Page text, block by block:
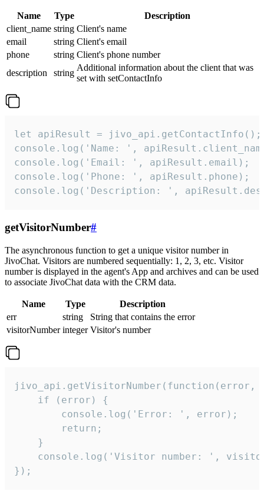
Name Type
Description
client_name string Client's name
email
string Client's email
phone
string Client's phone number
description
string
Additional information about the client that was
set with setContactInfo
let apiResult = jivo_api.getContactInfo();
console.log('Name: ',
console.log('Email: ', apiResult.email);
console.log('Phone: ', apiResult.phone);
console.log('Description: ',
getVisitorNumber#
The asynchronous function to get a unique visitor number in
JivoChat. Visitors are numbered sequentially: 1, 2, 3, etc. Visitor
number is displayed in the agent's App and archives and can be used
to associate JivoChat data with the CRM data.
Name Type
Description
err
string
String that contains the error
visitorNumber integer Visitor's number
jivo_api.getVisitorNumber(function(error,
    if (error) {
        console.log('Error: ', error);
        return;
    }
console.log('Visitor number: ',
});